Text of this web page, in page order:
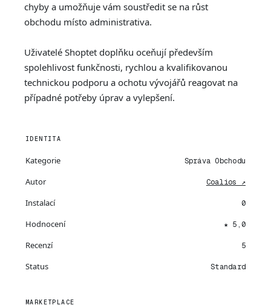
chyby a umožňuje vám soustředit se na růst
obchodu místo administrativa.
Uživatelé Shoptet doplňku oceňují především
spolehlivost funkčnosti, rychlou a kvalifikovanou
technickou podporu a ochotu vývojářů reagovat na
případné potřeby úprav a vylepšení.
IDENTITA
Kategorie Správa Obchodu
Autor Coalios ↗
Instalací 0
Hodnocení ★ 5,0
Recenzí 5
Status Standard
MARKETPLACE